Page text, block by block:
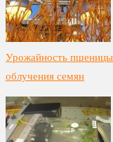
Урожайность
облучения семян